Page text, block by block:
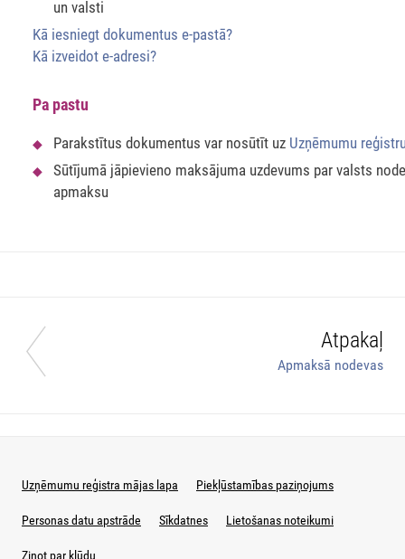
un valsti
Kā iesniegt dokumentus e-pastā?
Kā izveidot e-adresi?
Pa pastu
Parakstītus dokumentus var nosūtīt uz Uzņēmumu
Sūtījumā jāpievieno maksājuma uzdevums par valsts
apmaksu
Atpakaļ
Apmaksā nodevas
Uzņēmumu reģistra mājas lapa Piekļūstamības paziņojums
Personas datu apstrāde Sīkdatnes Lietošanas noteikumi
Ziņot par kļūdu